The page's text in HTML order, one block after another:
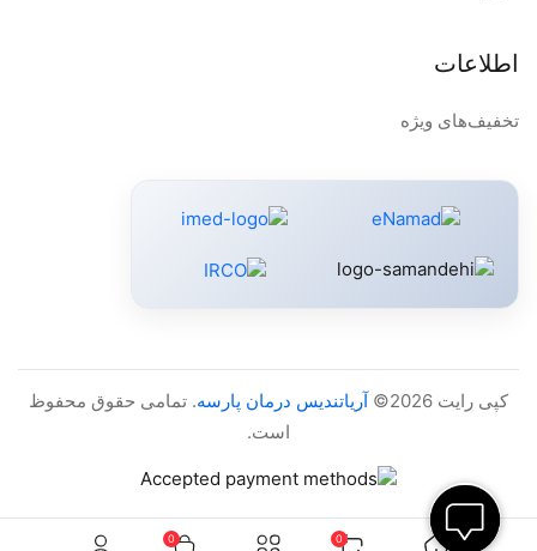
0
0
اطلاعات
تخفیف‌های ویژه
کپی رایت 2026© آریاتندیس درمان پارسه. تمامی حقوق محفوظ
است.